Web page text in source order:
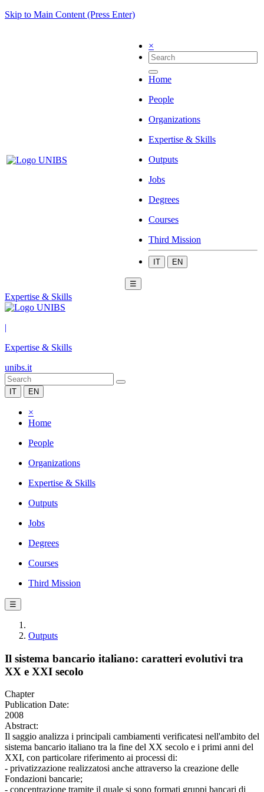
Skip to Main Content (Press Enter)
×
Home
People
Organizations
Expertise & Skills
Outputs
Jobs
Degrees
Courses
Third Mission
IT EN
☰
Expertise & Skills
|
Expertise & Skills
unibs.it
IT EN
×
Home
People
Organizations
Expertise & Skills
Outputs
Jobs
Degrees
Courses
Third Mission
☰
Outputs
Il sistema bancario italiano: caratteri evolutivi tra
XX e XXI secolo
Chapter
Publication Date:
2008
Abstract:
Il saggio analizza i principali cambiamenti verificatesi nell'ambito del
sistema bancario italiano tra la fine del XX secolo e i primi anni del
XXI, con particolare riferimento ai processi di:
- privatizzazione realizzatosi anche attraverso la creazione delle
Fondazioni bancarie;
- concentrazione tramite il quale si sono formati gruppi bancari di